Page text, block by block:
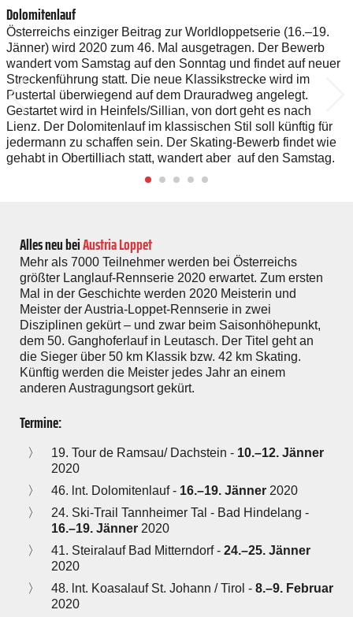
Dolomitenlauf
Österreichs einziger Beitrag zur Worldloppetserie (16.–19.
Jänner) wird 2020 zum 46. Mal ausgetragen. Der Bewerb
wandert vom Samstag auf den Sonntag und findet auf neuer
Streckenführung statt. Die neue Klassikstrecke wird im
Pustertal überwiegend auf dem Drauradweg angelegt.
Gestartet wird in Heinfels/Sillian, von dort geht es nach
Lienz. Der Dolomitenlauf im klassischen Stil soll künftig für
jedermann zu schaffen sein. Der Skating-Bewerb findet wie
gehabt in Obertilliach statt, wandert aber auf den Samstag.
Alles neu beiAustria Loppet
Mehr als 7000 Teilnehmer werden bei Österreichs
größter Langlauf-Rennserie 2020 erwartet. Zum ersten
Mal in der Geschichte werden 2020 Meisterin und
Meister der Austria-Loppet-Rennserie in zwei
Disziplinen gekürt – und zwar beim Saisonhöhepunkt,
dem 50. Ganghoferlauf in Leutasch. Der Titel geht an
die Sieger über 50 km Klassik bzw. 42 km Skating.
Künftig werden die Meister jedes Jahr an einem
anderen Austragungsort gekürt.
Termine:
19. Tour de Ramsau/ Dachstein - 10.–12. Jänner
2020
46. lnt. Dolomitenlauf - 16.–19. Jänner 2020
24. Ski-Trail Tannheimer Tal - Bad Hindelang -
16.–19. Jänner 2020
41. Steiralauf Bad Mitterndorf - 24.–25. Jänner
2020
48. lnt. Koasalauf St. Johann / Tirol - 8.–9. Februar
2020